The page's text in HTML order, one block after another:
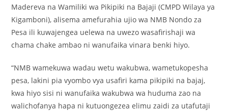
Madereva na Wamiliki wa Pikipiki na Bajaji (CMPD Wilaya ya
Kigamboni), alisema amefurahia ujio wa NMB Nondo za
Pesa ili kuwajengea uelewa na uwezo wasafirishaji wa
chama chake ambao ni wanufaika vinara benki hiyo.
“NMB wamekuwa wadau wetu wakubwa, wametukopesha
pesa, lakini pia vyombo vya usafiri kama pikipiki na bajaj,
kwa hiyo sisi ni wanufaika wakubwa wa huduma zao na
walichofanya hapa ni kutuongezea elimu zaidi za utafutaji